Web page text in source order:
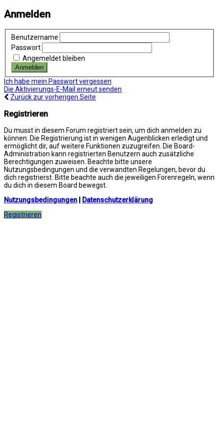
Anmelden
Benutzername
Passwort
Angemeldet bleiben
Ich habe mein Passwort vergessen
Die Aktivierungs-E-Mail erneut senden
Zurück zur vorherigen Seite
Registrieren
Du musst in diesem Forum registriert sein, um dich anmelden zu
können. Die Registrierung ist in wenigen Augenblicken erledigt und
ermöglicht dir, auf weitere Funktionen zuzugreifen. Die Board-
Administration kann registrierten Benutzern auch zusätzliche
Berechtigungen zuweisen. Beachte bitte unsere
Nutzungsbedingungen und die verwandten Regelungen, bevor du
dich registrierst. Bitte beachte auch die jeweiligen Forenregeln, wenn
du dich in diesem Board bewegst.
Nutzungsbedingungen
Datenschutzerklärung
Registrieren